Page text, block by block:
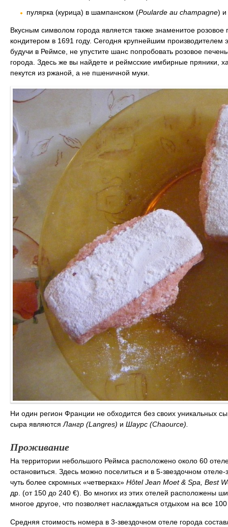
пулярка (курица) в шампанском (Poularde au champagne) и
Вкусным символом города является также знаменитое розовое
кондитером в 1691 году. Сегодня крупнейшим производителем
будучи в Реймсе, не упустите шанс попробовать розовое
города. Здесь же вы найдете и реймсские имбирные пряники,
пекутся из ржаной, а не пшеничной муки.
Ни один регион Франции не обходится без своих
сыра являютсяЛангр (Langres) и Шаурс (Chaource).
Проживание
На территории небольшого Реймса расположено около 60
остановиться. Здесь можно поселиться и в 5-звездочном
чуть более скромных «четверках» Hôtel Jean Moet & Spa, Best
др. (от 150 до 240 €). Во многих из этих отелей расположены
многое другое, что позволяет наслаждаться отдыхом на все
Средняя стоимость номера в 3-звездочном отеле города